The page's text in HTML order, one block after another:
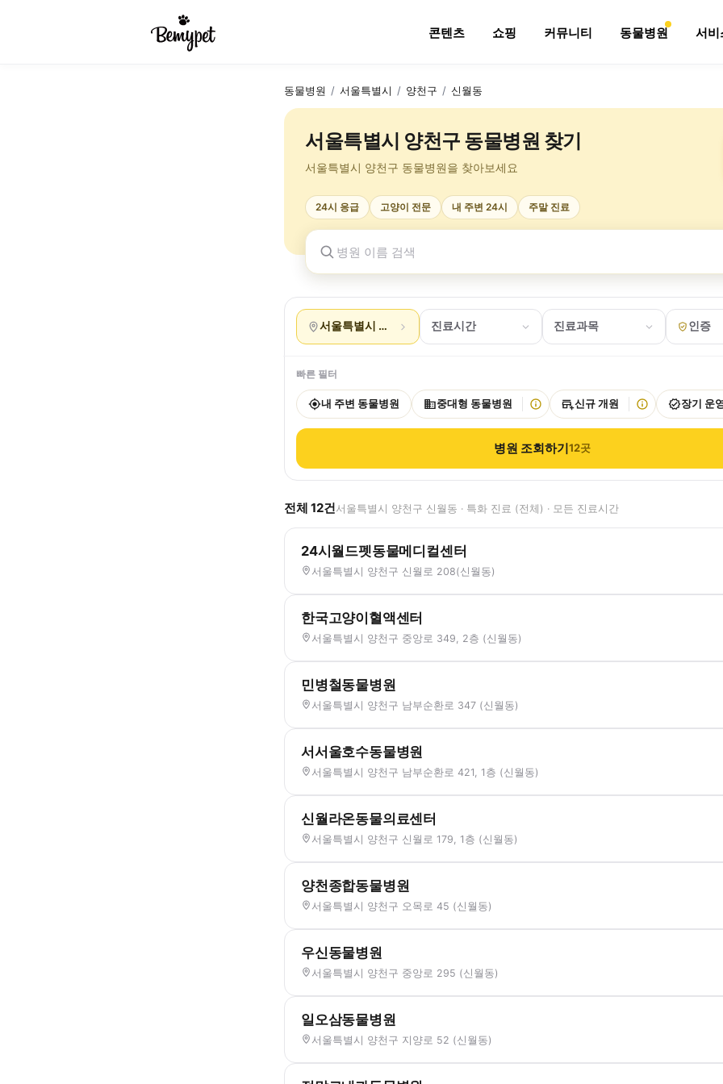
콘텐츠 쇼핑 커뮤니티 동물병원 서비
동물병원 / 서울특별시 / 양천구 / 신월동
서울특별시 양천구 동물병원 찾기
서울특별시 양천구 동물병원을 찾아보세요
24시 응급 고양이 전문 내 주변 24시 주말 진료
서울특별시 양천구 신월동진료시간 진료과목 인증
빠른 필터
내 주변 동물병원 중대형 동물병원 신규 개원 장기 운
병원 조회하기12곳
전체 12건서울특별시 양천구 신월동 · 특화 진료 (전체) · 모든 진료시간
24시월드펫동물메디컬센터
서울특별시 양천구 신월로 208(신월동)
한국고양이혈액센터
서울특별시 양천구 중앙로 349, 2층 (신월동)
민병철동물병원
서울특별시 양천구 남부순환로 347 (신월동)
서서울호수동물병원
서울특별시 양천구 남부순환로 421, 1층 (신월동)
신월라온동물의료센터
서울특별시 양천구 신월로 179, 1층 (신월동)
양천종합동물병원
서울특별시 양천구 오목로 45 (신월동)
우신동물병원
서울특별시 양천구 중앙로 295 (신월동)
일오삼동물병원
서울특별시 양천구 지양로 52 (신월동)